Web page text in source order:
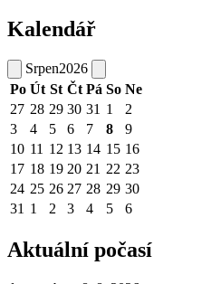
Kalendář
Srpen2026
Po Út St Čt Pá So Ne
27 28 29 30 31 1
2
3
4 5 6 7 8
9
10 11 12 13 14 15 16
17 18 19 20 21 22 23
24 25 26 27 28 29 30
31 1 2 3 4 5 6
Aktuální počasí